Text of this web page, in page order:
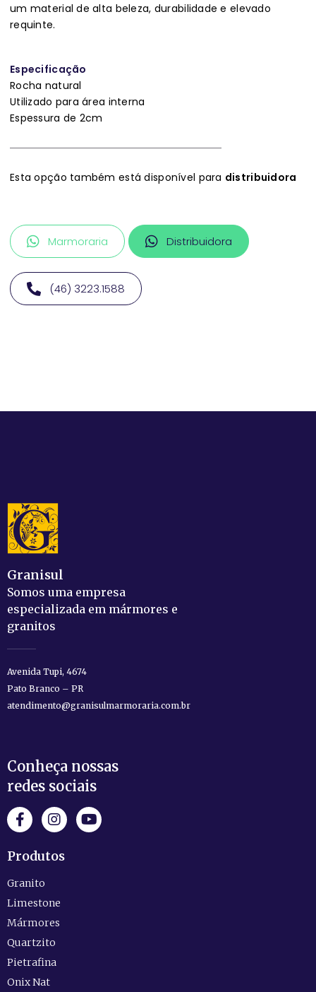
um material de alta beleza, durabilidade e elevado
requinte.
Especificação
Rocha natural
Utilizado para área interna
Espessura de 2cm
Esta opção também está disponível para distribuidora
Marmoraria Distribuidora
(46) 3223.1588
Granisul
Somos uma empresa
especializada em mármores e
granitos
Avenida Tupi, 4674
Pato Branco – PR
atendimento@granisulmarmoraria.com.br
Conheça nossas
redes sociais
Produtos
Granito
Limestone
Mármores
Quartzito
Pietrafina
Onix Nat